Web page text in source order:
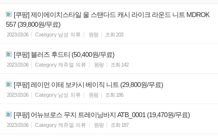
[쿠팡] 제이에이치스타일 울 스탠다드 캐시 라이크 라운드 니트 MDROK
557 (39,800원/무료)
2023.03.06 Category 남성 의류 원팡 조회 203
[쿠팡] 블러즈 후드티 (50,400원/무료)
2023.03.06 Category 캐쥬얼 의류 원팡 조회 142
[쿠팡] 레이먼 이테 보카시 베이직 니트 (29,800원/무료)
2023.03.06 Category 남성 의류 원팡 조회 186
[쿠팡] 어뉴브로스 무지 트레이닝바지 ATB_0001 (19,470원/무료)
2023.03.06 Category 캐쥬얼 의류 원팡 조회 187